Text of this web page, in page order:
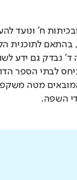
ח' ונועד
בהתאם לתוכנית
נבדק גם ידע
לבתי הספר
מטה
השפה.